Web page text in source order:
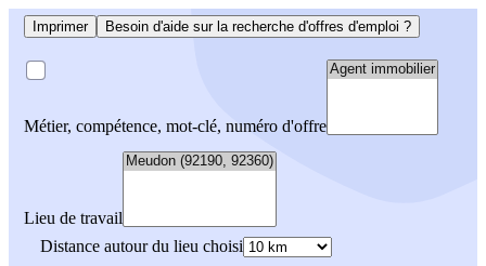
Imprimer Besoin d'aide sur la recherche d'offres d'emploi ?
Métier, compétence, mot-clé, numéro d'offre
Lieu de travail
Distance autour du lieu choisi